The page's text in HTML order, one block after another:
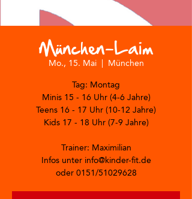
München-Laim
Mo., 15. Mai
  |
München
Tag: Montag
Minis 15 - 16 Uhr (4-6 Jahre)
Teens 16 - 17 Uhr (10-12 Jahre)
Kids 17 - 18 Uhr (7-9 Jahre)
Trainer: Maximilian
Infos unter info@kinder-fit.de
oder 0151/51029628